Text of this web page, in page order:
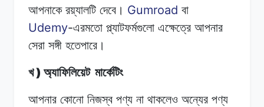
আপনাকে রয়্যালটি দেবে। Gumroad বা
Udemy-এরমতো প্ল্যাটফর্মগুলো এক্ষেত্রে আপনার
সেরা সঙ্গী হতেপারে।
খ) অ্যাফিলিয়েট মার্কেটিং
আপনার কোনো নিজস্ব পণ্য না থাকলেও অন্যের পণ্য